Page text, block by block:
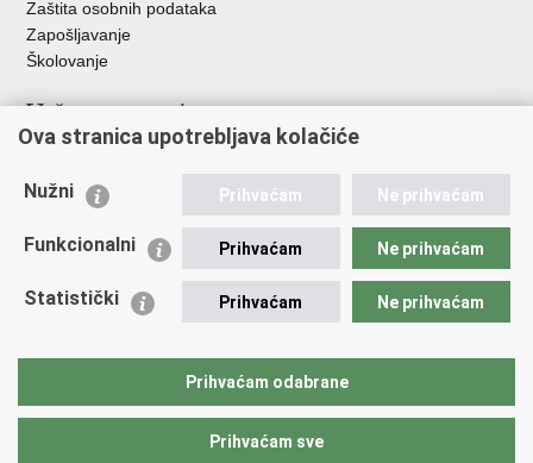
Zaštita osobnih podataka
Zapošljavanje
Školovanje
Važne poveznice
Ministarstvo unutarnjih poslova
Udruge
Policijska akademija
Zaklada policijske solidarnosti
Vučetić"
Ova stranica upotrebljava kolačiće
Nužni Prihvaćam Ne prihvaćam
Funkcionalni Prihvaćam Ne prihvaćam
Statistički Prihvaćam Ne prihvaćam
Prihvaćam odabrane
Prihvaćam sve